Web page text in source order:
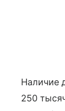
Наличие
250